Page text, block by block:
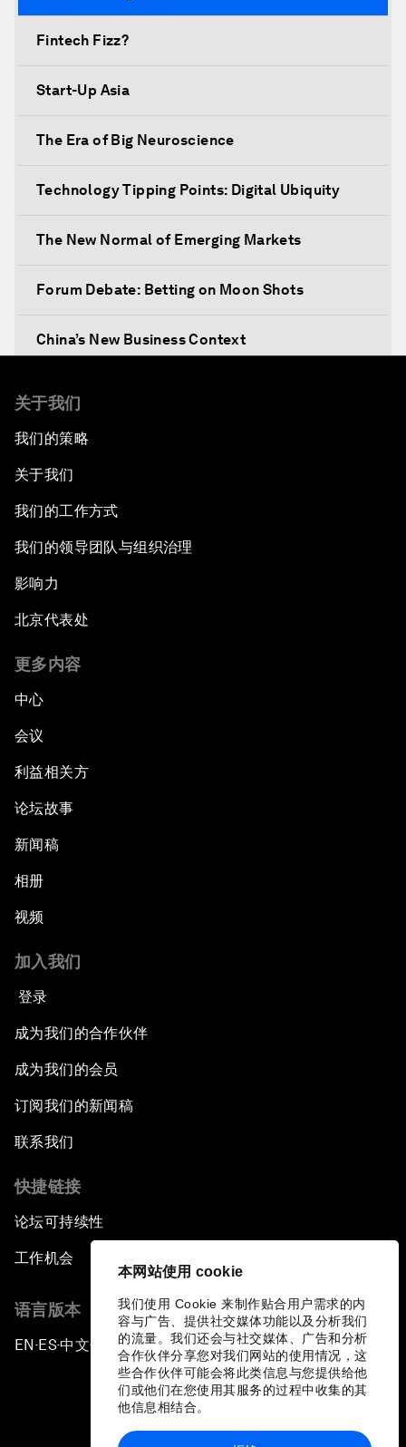
本网站使用 cookie
我们使用 Cookie 来制作贴合用户需求的内
容与广告、提供社交媒体功能以及分析我们
的流量。我们还会与社交媒体、广告和分析
合作伙伴分享您对我们网站的使用情况，这
些合作伙伴可能会将此类信息与您提供给他
们或他们在您使用其服务的过程中收集的其
他信息相结合。
Fintech Fizz?
Start-Up Asia
The Era of Big Neuroscience
Technology Tipping Points: Digital Ubiquity
The New Normal of Emerging Markets
Forum Debate: Betting on Moon Shots
China’s New Business Context
Agenda
After the Brexit
What If: Our Virtual Life Overtakes Our Physical
Reality?
Scientific China
China's G20 Agenda
Issue Briefing: Navigating the Gig Economy
New Normal, New Concept, New Engines
Human vs Machine: The Significance of
Cybercrime?
Pandemics and Big Data: Disrupting
China's Millennials
China's Global Ambitions
Unblocking Blockchain
Welcome to the Annual Meeting of the New
Champions 2016
Opening Plenary with Premier Li Keqiang
关于我们
我们的策略
关于我们
我们的工作方式
我们的领导团队与组织治理
影响力
北京代表处
更多内容
中心
会议
利益相关方
论坛故事
新闻稿
相册
视频
加入我们
登录
成为我们的合作伙伴
成为我们的会员
订阅我们的新闻稿
联系我们
快捷链接
论坛可持续性
工作机会
语言版本
EN ▪ES▪中文▪ 日本語